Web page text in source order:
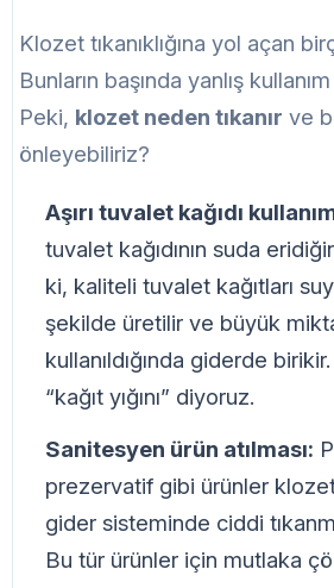
Klozet tıkanıklığına yol açan
Bunların başında yanlış
Peki, klozet neden tıkanır ve
önleyebiliriz?
Aşırı tuvalet kağıdı
tuvalet kağıdının suda
ki, kaliteli tuvalet kağıtları
şekilde üretilir ve büyük
kullanıldığında giderde
“kağıt yığını” diyoruz.
Sanitesyen ürün atılması:
prezervatif gibi ürünler
gider sisteminde ciddi
Bu tür ürünler için mutlaka